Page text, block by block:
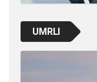
UMRLI